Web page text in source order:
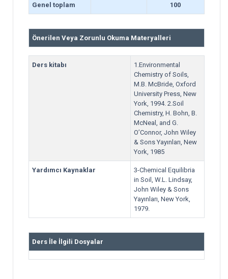
Genel toplam 100
Önerilen Veya Zorunlu Okuma Materyalleri
Ders kitabı
1.Environmental
Chemistry of Soils,
M.B. McBride, Oxford
University Press, New
York, 1994. 2.Soil
Chemistry, H. Bohn, B.
McNeal, and G.
O’Connor, John Wiley
& Sons Yayınları, New
York, 1985
Yardımcı Kaynaklar
3-Chemical Equilibria
in Soil, W.L. Lindsay,
John Wiley & Sons
Yayınları, New York,
1979.
Ders İle İlgili Dosyalar